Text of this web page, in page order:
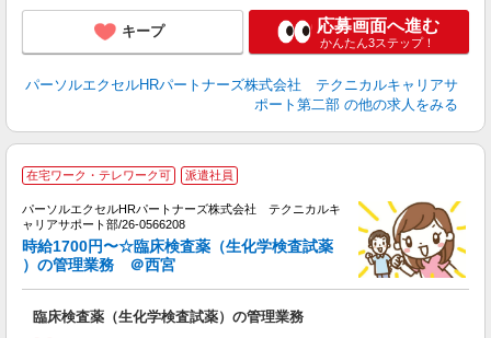
キープ 応募画面へ進む
かんたん3ステップ！
パーソルエクセルHRパートナーズ株式会社 テクニカルキャリアサ
ポート第二部 の他の求人をみる
在宅ワーク・テレワーク可 派遣社員
パーソルエクセルHRパートナーズ株式会社 テクニカルキ
ャリアサポート部/26-0566208
時給1700円〜☆臨床検査薬（生化学検査試薬
）の管理業務 ＠西宮
臨床検査薬（生化学検査試薬）の管理業務